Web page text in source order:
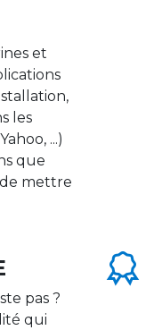
et
les
...)
que
mettre
pas ?
qui